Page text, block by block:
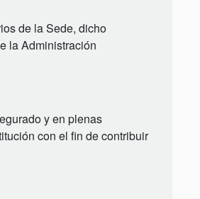
de la Sede, dicho
la Administración
y en plenas
con el fin de contribuir